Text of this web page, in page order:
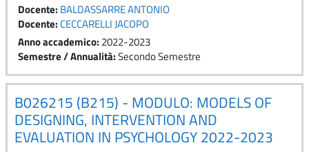
Docente: BALDASSARRE ANTONIO
Docente:CECCARELLI JACOPO
Anno accademico: 2022-2023
Semestre / Annualità:Secondo Semestre
B026215 (B215) - MODULO: MODELS OF
DESIGNING, INTERVENTION AND
EVALUATION IN PSYCHOLOGY 2022-2023